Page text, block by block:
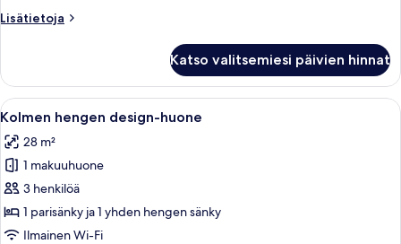
Lisätietoja
Lisätietoja
design-
huone
Katso valitsemiesi päivien hinnat
Avaa
kaikki
huonetyypin
Kolmen
hengen
design-
huone
Hotellihuone, jossa on kaksi sänkyä,
14
Kolmen hengen design-huone
28 m²
1 makuuhuone
3 henkilöä
1 parisänky ja 1 yhden hengen sänky
Ilmainen Wi-Fi